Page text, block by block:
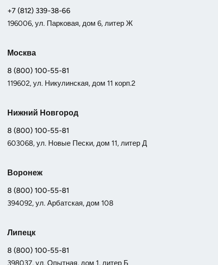
+7 (812) 339-38-66
196006, ул. Парковая, дом 6, литер Ж
Москва
8 (800) 100-55-81
119602, ул. Никулинская, дом 11 корп.2
Нижний Новгород
8 (800) 100-55-81
603068, ул. Новые Пески, дом 11, литер Д
Воронеж
8 (800) 100-55-81
394092, ул. Арбатская, дом 108
Липецк
8 (800) 100-55-81